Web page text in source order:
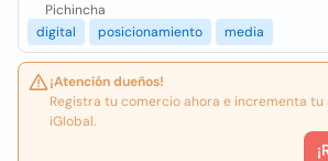
Pichincha
digital
posicionamiento media
¡Atención dueños!
Registra tu comercio ahora e incrementa tu
iGlobal.